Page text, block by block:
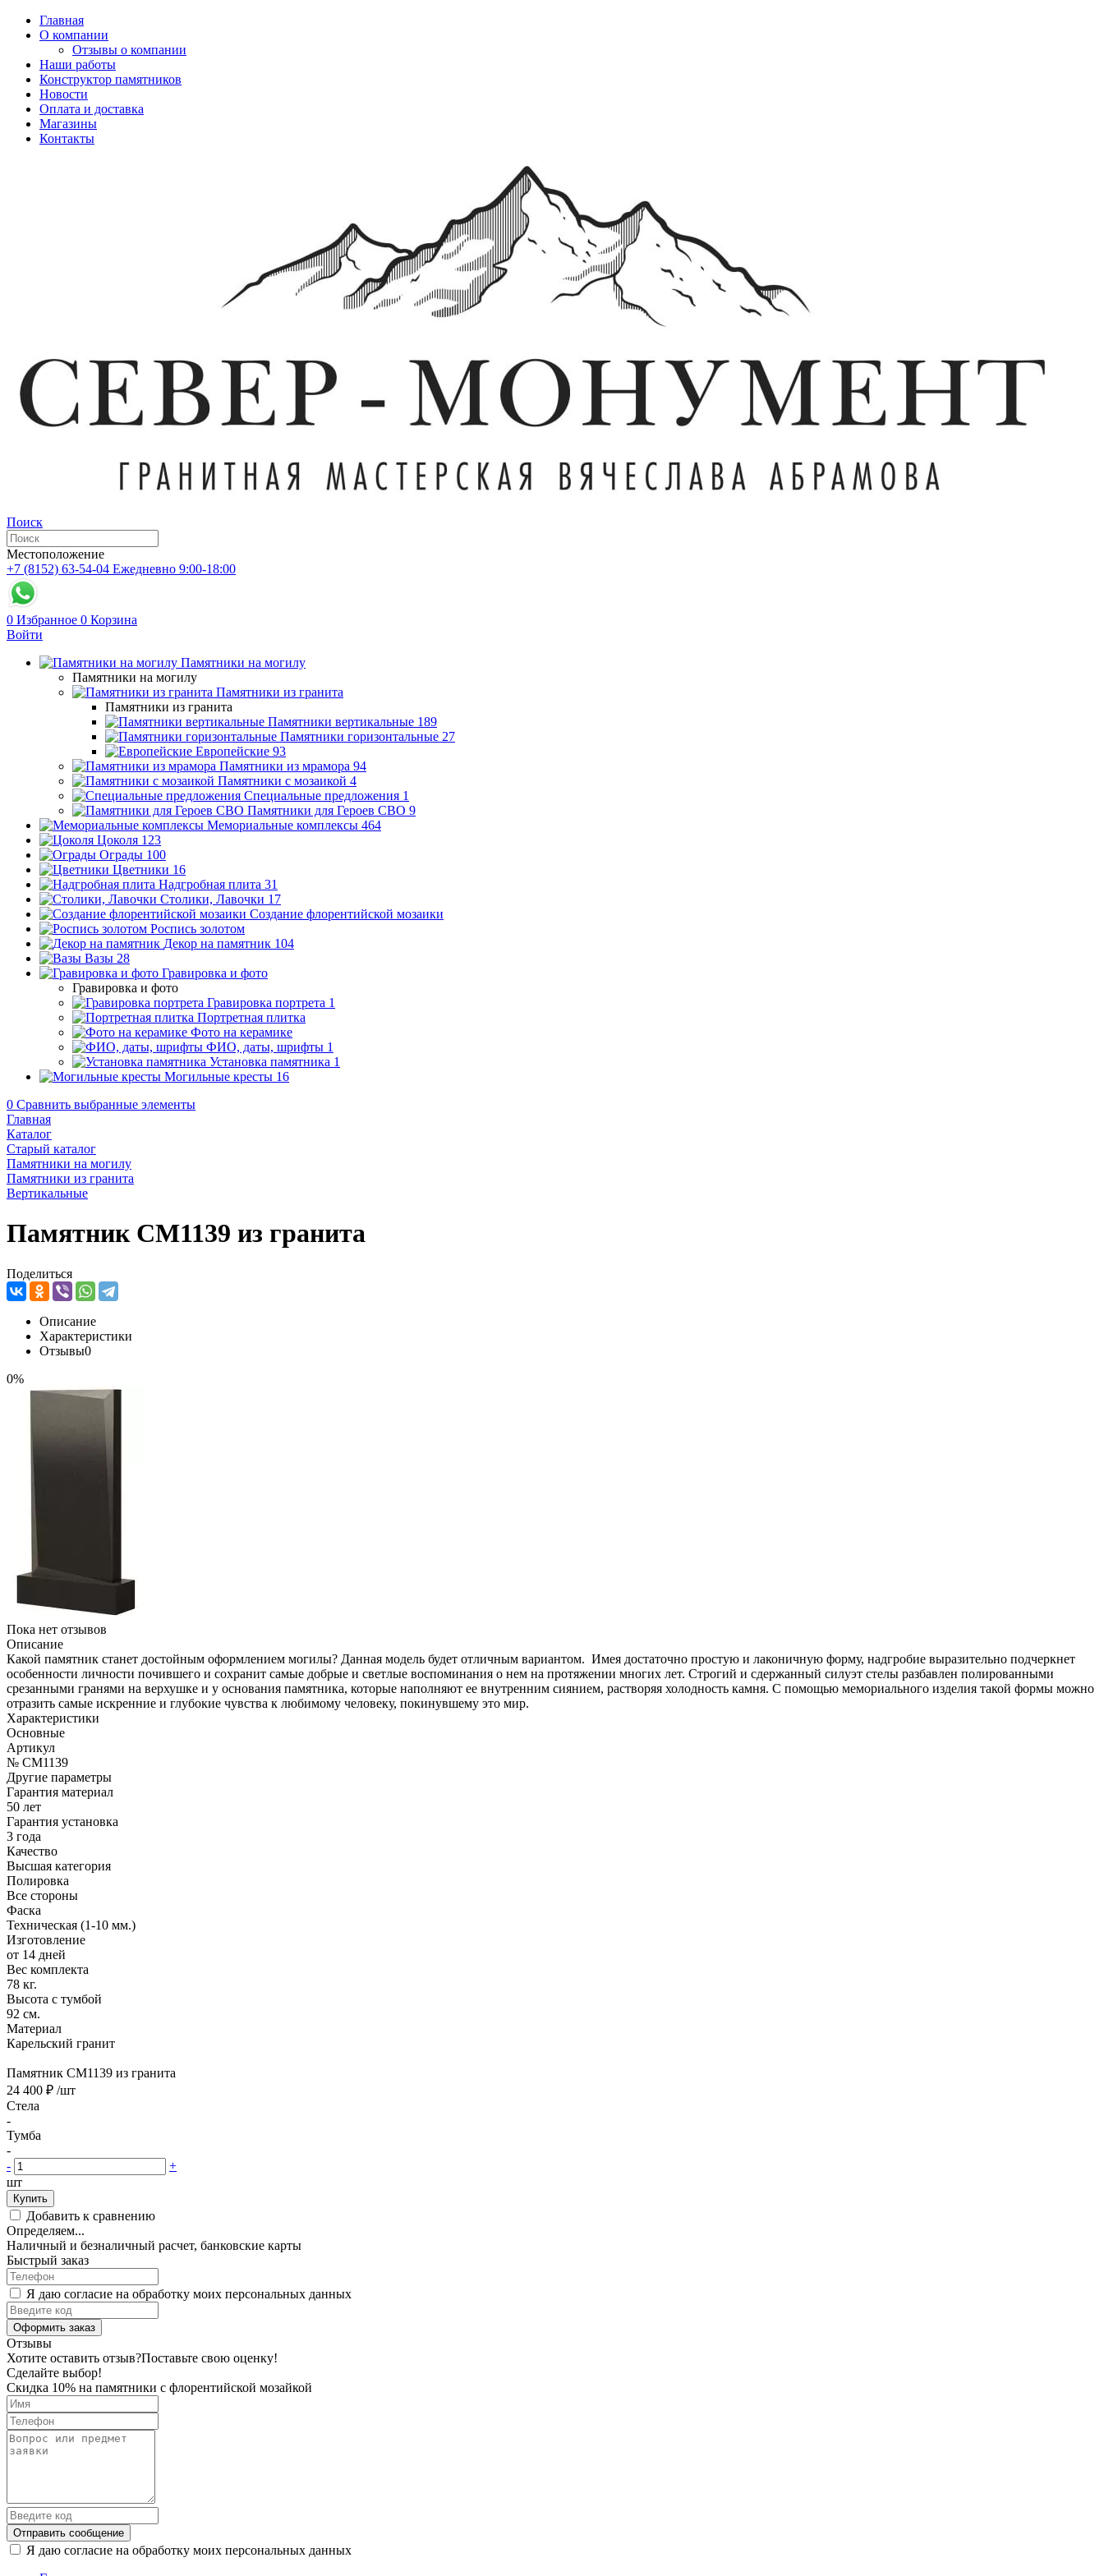
Главная
О компании
Отзывы о компании
Наши работы
Конструктор памятников
Новости
Оплата и доставка
Магазины
Контакты
Поиск
Местоположение
+7 (8152) 63-54-04 Ежедневно 9:00-18:00
0 Избранное 0 Корзина
Войти
Памятники на могилу
Памятники на могилу
Памятники из гранита
Памятники из гранита
Памятники вертикальные 189
Памятники горизонтальные 27
Европейские 93
Памятники из мрамора 94
Памятники с мозаикой 4
Специальные предложения 1
Памятники для Героев СВО 9
Мемориальные комплексы 464
Цоколя 123
Ограды 100
Цветники 16
Надгробная плита 31
Столики, Лавочки 17
Создание флорентийской мозаики
Роспись золотом
Декор на памятник 104
Вазы 28
Гравировка и фото
Гравировка и фото
Гравировка портрета 1
Портретная плитка
Фото на керамике
ФИО, даты, шрифты 1
Установка памятника 1
Могильные кресты 16
0 Сравнить выбранные элементы
Главная
Каталог
Старый каталог
Памятники на могилу
Памятники из гранита
Вертикальные
Памятник CM1139 из гранита
Поделиться
Описание
Характеристики
Отзывы0
0%
Пока нет отзывов
Описание
Какой памятник станет достойным оформлением могилы? Данная модель будет отличным вариантом. Имея достаточно простую и лаконичную форму, надгробие выразительно подчеркнет
особенности личности почившего и сохранит самые добрые и светлые воспоминания о нем на протяжении многих лет. Строгий и сдержанный силуэт стелы разбавлен полированными
срезанными гранями на верхушке и у основания памятника, которые наполняют ее внутренним сиянием, растворяя холодность камня. С помощью мемориального изделия такой формы можно
отразить самые искренние и глубокие чувства к любимому человеку, покинувшему это мир.
Характеристики
Основные
Артикул
№ CM1139
Другие параметры
Гарантия материал
50 лет
Гарантия установка
3 года
Качество
Высшая категория
Полировка
Все стороны
Фаска
Техническая (1-10 мм.)
Изготовление
от 14 дней
Вес комплекта
78 кг.
Высота с тумбой
92 см.
Материал
Карельский гранит
Памятник CM1139 из гранита
24 400 ₽ /шт
Стела
-
Тумба
-
-
+
шт
Купить
Добавить к сравнению
Определяем...
Наличный и безналичный расчет, банковские карты
Быстрый заказ
Я даю согласие на обработку моих персональных данных
Оформить заказ
Отзывы
Хотите оставить отзыв?Поставьте свою оценку!
Сделайте выбор!
Скидка 10% на памятники с флорентийской мозайкой
Отправить сообщение
Я даю согласие на обработку моих персональных данных